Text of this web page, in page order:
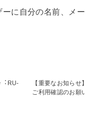
に自分の名前、メ
︓RU-
【重要なお知ら
ご利⽤確認のお願